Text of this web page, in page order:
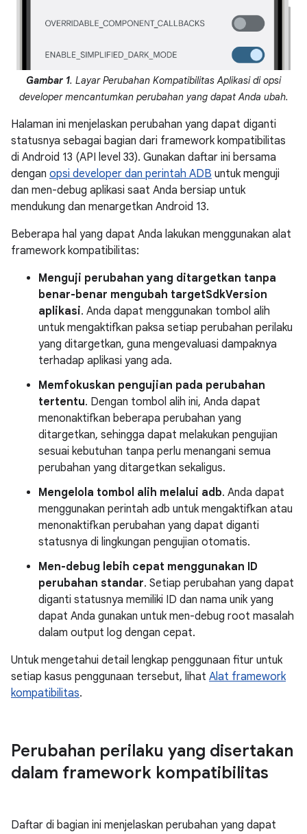
Gambar 1. Layar Perubahan Kompatibilitas Aplikasi di opsi
developer mencantumkan perubahan yang dapat Anda ubah.
Halaman ini menjelaskan perubahan yang dapat diganti
statusnya sebagai bagian dari framework kompatibilitas
di Android 13 (API level 33). Gunakan daftar ini bersama
dengan opsi developer dan perintah ADB untuk menguji
dan men-debug aplikasi saat Anda bersiap untuk
mendukung dan menargetkan Android 13.
Beberapa hal yang dapat Anda lakukan menggunakan alat
framework kompatibilitas:
Menguji perubahan yang ditargetkan tanpa
benar-benar mengubah targetSdkVersion
aplikasi. Anda dapat menggunakan tombol alih
untuk mengaktifkan paksa setiap perubahan perilaku
yang ditargetkan, guna mengevaluasi dampaknya
terhadap aplikasi yang ada.
Memfokuskan pengujian pada perubahan
tertentu. Dengan tombol alih ini, Anda dapat
menonaktifkan beberapa perubahan yang
ditargetkan, sehingga dapat melakukan pengujian
sesuai kebutuhan tanpa perlu menangani semua
perubahan yang ditargetkan sekaligus.
Mengelola tombol alih melalui adb. Anda dapat
menggunakan perintah adb untuk mengaktifkan atau
menonaktifkan perubahan yang dapat diganti
statusnya di lingkungan pengujian otomatis.
Men-debug lebih cepat menggunakan ID
perubahan standar. Setiap perubahan yang dapat
diganti statusnya memiliki ID dan nama unik yang
dapat Anda gunakan untuk men-debug root masalah
dalam output log dengan cepat.
Untuk mengetahui detail lengkap penggunaan fitur untuk
setiap kasus penggunaan tersebut, lihat Alat framework
kompatibilitas.
Perubahan perilaku yang disertakan
dalam framework kompatibilitas
Daftar di bagian ini menjelaskan perubahan yang dapat